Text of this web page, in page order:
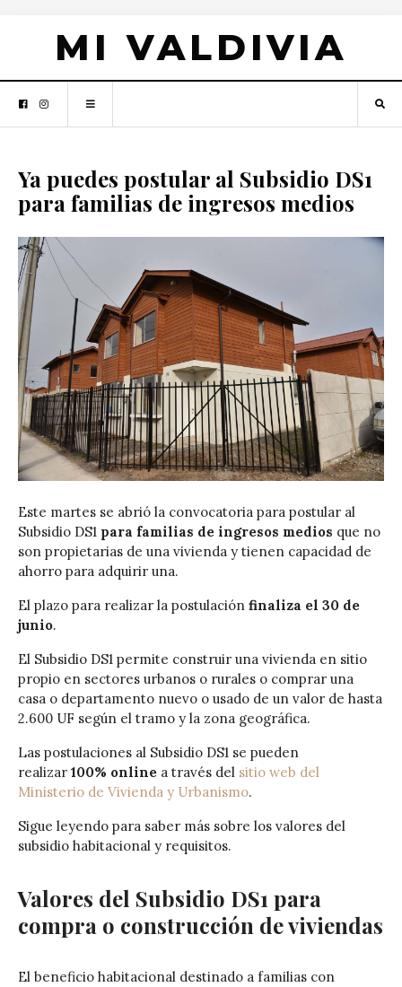
MI VALDIVIA
Ya puedes postular al Subsidio DS1
para familias de ingresos medios
Este martes se abrió la convocatoria para postular al
Subsidio DS1 para familias de ingresos medios que no
son propietarias de una vivienda y tienen capacidad de
ahorro para adquirir una.
El plazo para realizar la postulación finaliza el 30 de
junio.
El Subsidio DS1 permite construir una vivienda en sitio
propio en sectores urbanos o rurales o comprar una
casa o departamento nuevo o usado de un valor de hasta
2.600 UF según el tramo y la zona geográfica.
Las postulaciones al Subsidio DS1 se pueden
realizar 100% online a través del sitio web del
Ministerio de Vivienda y Urbanismo.
Sigue leyendo para saber más sobre los valores del
subsidio habitacional y requisitos.
Valores del Subsidio DS1 para
compra o construcción de viviendas
El beneficio habitacional destinado a familias con